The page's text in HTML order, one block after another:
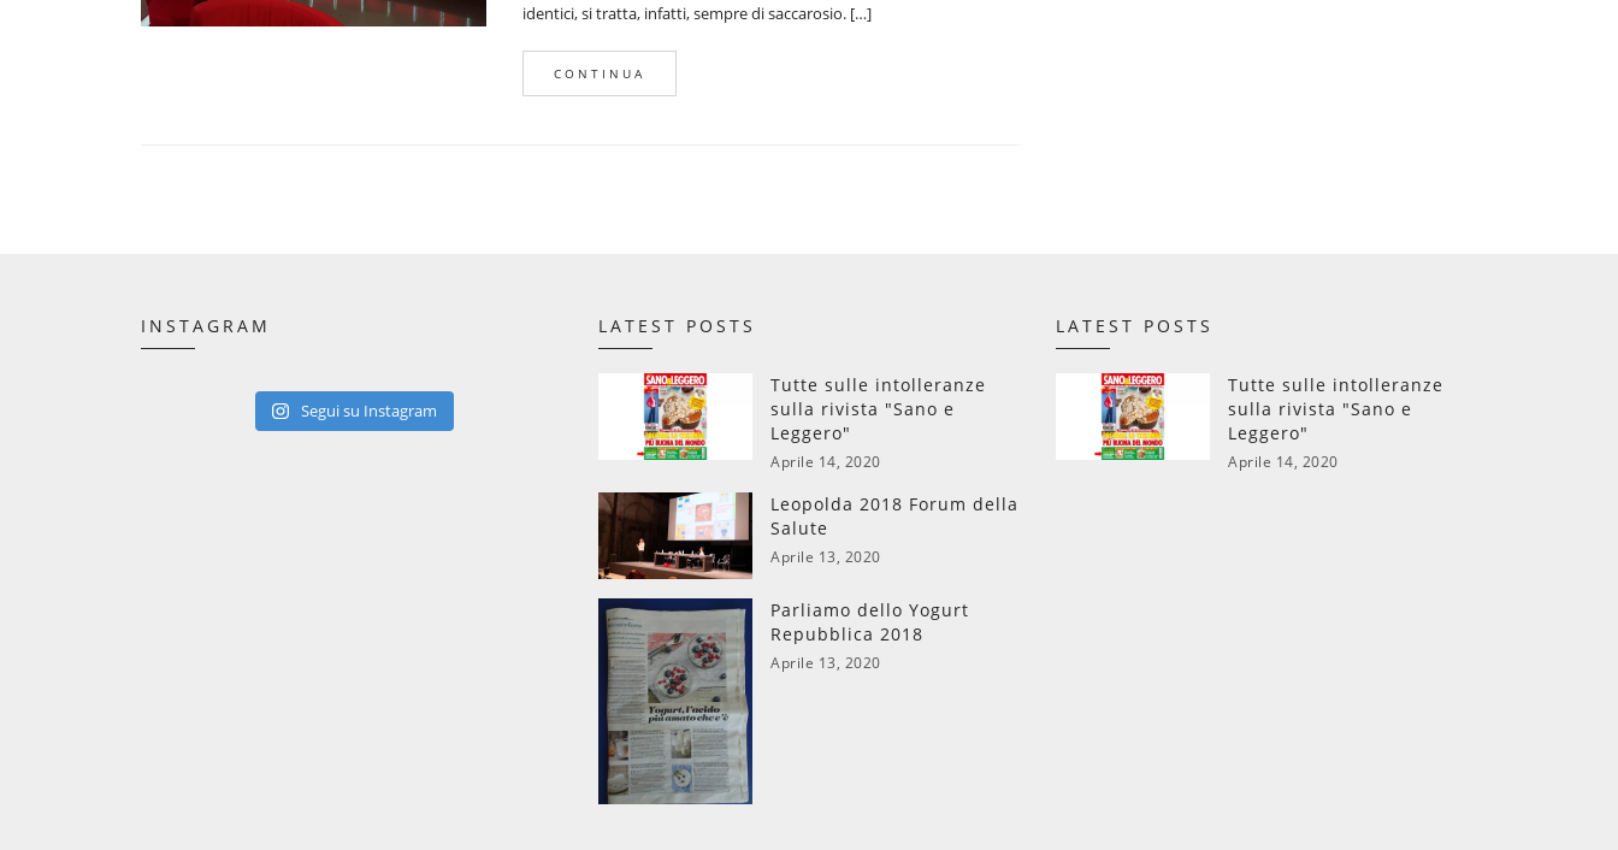
identici, si tratta, infatti, sempre di saccarosio. […]
CONTINUA
INSTAGRAM
Segui su Instagram
LATEST POSTS
Tutte sulle intolleranze
sulla rivista "Sano e
Leggero"
Aprile 14, 2020
Leopolda 2018 Forum della
Salute
Aprile 13, 2020
Parliamo dello Yogurt
Repubblica 2018
Aprile 13, 2020
LATEST POSTS
Tutte sulle intolleranze
sulla rivista "Sano e
Leggero"
Aprile 14, 2020